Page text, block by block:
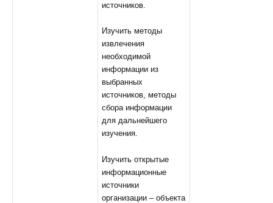
источников.
Изучить методы
извлечения
необходимой
информации из
выбранных
источников, методы
сбора информации
для дальнейшего
изучения.
Изучить открытые
информационные
источники
организации – объекта